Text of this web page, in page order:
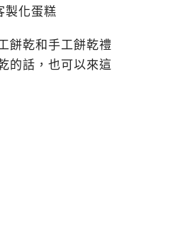
餅乾和手工餅乾禮
的話，也可以來這